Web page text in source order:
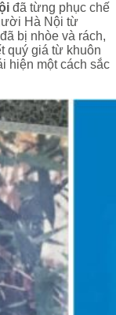
đã từng phục chế
Hà Nội từ
bị nhòe và rách,
quý giá từ khuôn
hiện một cách sắc